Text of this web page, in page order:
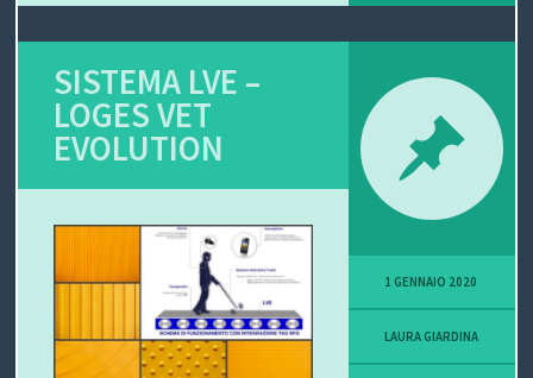
SISTEMA LVE –
LOGES VET
EVOLUTION
1 GENNAIO 2020
LAURA GIARDINA